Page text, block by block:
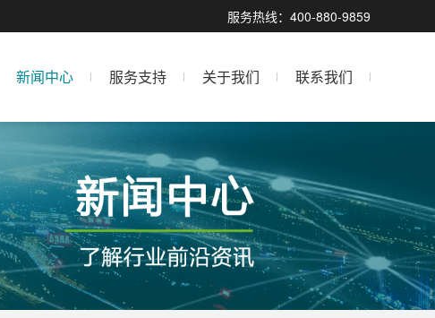
服务热线：400-880-9859
新闻中心 服务支持 关于我们 联系我们